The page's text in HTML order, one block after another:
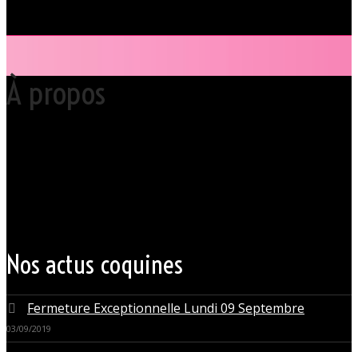
À propos
Nos actus coquines
Fermeture Exceptionnelle Lundi 09 Septembre
03/09/2019